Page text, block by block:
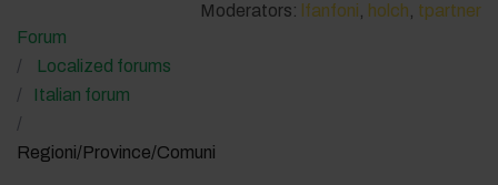
Moderators: lfanfoni holch tpartner
Forum
Localized forums
Italian forum
Regioni/Province/Comuni